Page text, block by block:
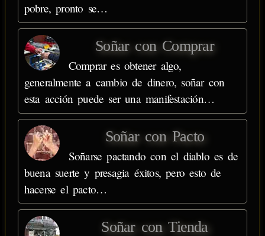
pobre, pronto se…
Soñar con Comprar
Comprar es obtener algo,
generalmente a cambio de dinero, soñar con
esta acción puede ser una manifestación…
Soñar con Pacto
Soñarse pactando con el diablo es de
buena suerte y presagia éxitos, pero esto de
hacerse el pacto…
Soñar con Tienda